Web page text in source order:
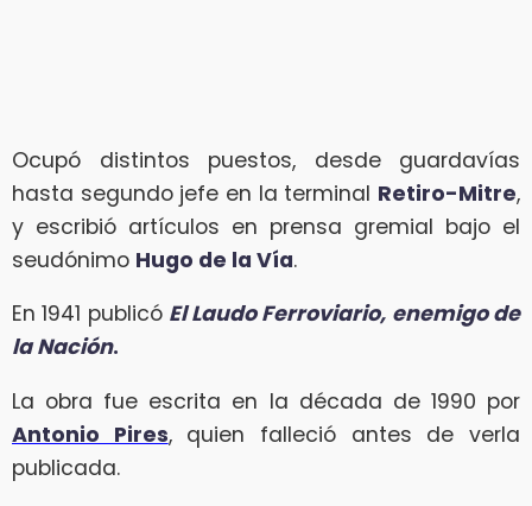
Ocupó distintos puestos, desde guardavías
hasta segundo jefe en la terminal Retiro-Mitre,
y escribió artículos en prensa gremial bajo el
seudónimo Hugo de la Vía.
En 1941 publicó El Laudo Ferroviario, enemigo de
la Nación.
La obra fue escrita en la década de 1990 por
Antonio Pires, quien falleció antes de verla
publicada.